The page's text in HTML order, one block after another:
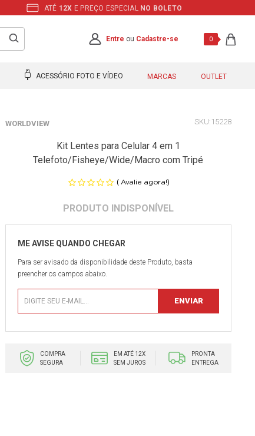
ATÉ 12X E PREÇO ESPECIAL NO BOLETO
Entre ou Cadastre-se 0
ACESSÓRIO FOTO E VÍDEO MARCAS OUTLET
WORLDVIEW 15228
Kit Lentes para Celular 4 em 1
Telefoto/Fisheye/Wide/Macro com Tripé
( Avalie agora!)
Para ser avisado da disponibilidade deste Produto, basta
preencher os campos abaixo.
COMPRA
SEGURA
EM ATÉ 12X
SEM JUROS
PRONTA
ENTREGA